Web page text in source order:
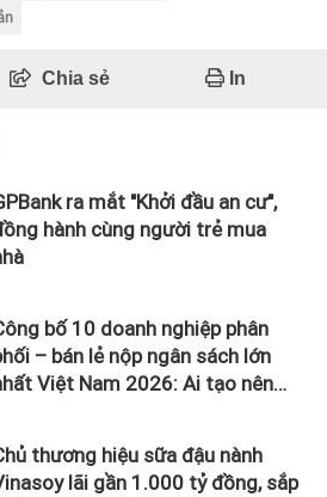
Chia sẻ In
ra mắt "Khởi đầu an cư",
hành cùng người trẻ mua
bố 10 doanh nghiệp phân
– bán lẻ nộp ngân sách lớn
Việt Nam 2026: Ai tạo nên
thương hiệu sữa đậu nành
lãi gần 1.000 tỷ đồng, sắp